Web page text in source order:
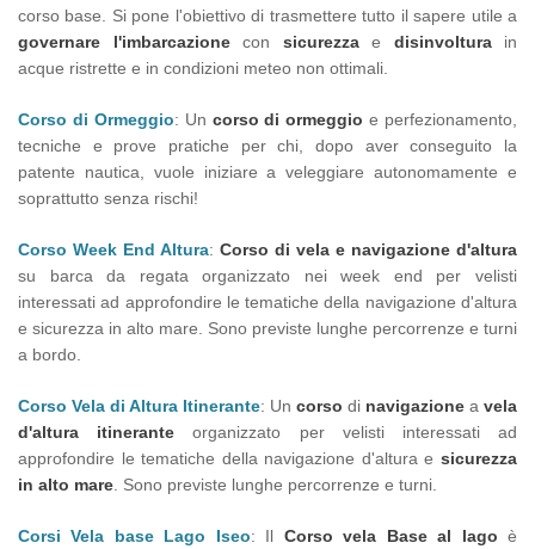
corso base. Si pone l'obiettivo di trasmettere tutto il sapere utile a
governare l'imbarcazionecon sicurezzae disinvolturain
acque ristrette e in condizioni meteo non ottimali.
Corso di Ormeggio: Un corso di ormeggio e perfezionamento,
tecniche e prove pratiche per chi, dopo aver conseguito la
patente nautica, vuole iniziare a veleggiare autonomamente e
soprattutto senza rischi!
Corso Week End Altura: Corso di vela e navigazione d'altura
su barca da regata organizzato nei week end per velisti
interessati ad approfondire le tematiche della navigazione d'altura
e sicurezza in alto mare. Sono previste lunghe percorrenze e turni
a bordo.
Corso Vela di Altura Itinerante: Un corso di navigazione a vela
d'altura itinerante organizzato per velisti interessati ad
approfondire le tematiche della navigazione d'altura e sicurezza
in alto mare . Sono previste lunghe percorrenze e turni.
Corsi Vela base Lago Iseo: Il Corso vela Base al lago è